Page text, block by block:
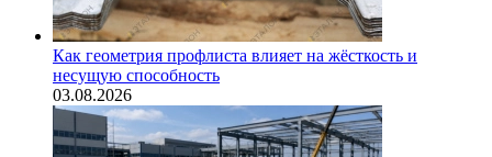
Как геометрия профлиста влияет на жёсткость и
несущую способность
03.08.2026